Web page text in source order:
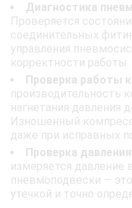
Диагностика
Проверяется
соединительных
управления
корректности работы.
Проверка работы
производительность
нагнетания давления
Изношенный
даже при исправных
Проверка
измеряется давление
пневмоподвески —
утечкой и точно